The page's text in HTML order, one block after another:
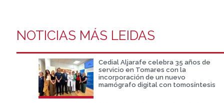
NOTICIAS MÁS LEIDAS
Cedial Aljarafe celebra 35 años de
servicio en Tomares con la
incorporación de un nuevo
mamógrafo digital con tomosíntesis